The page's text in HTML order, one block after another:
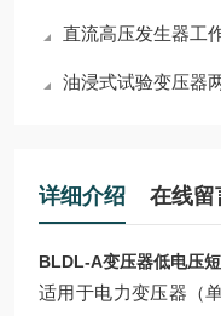
直流高压发生器工
油浸式试验变压器
详细介绍 在线留
BLDL-A变压器低电压
适用于电力变压器（